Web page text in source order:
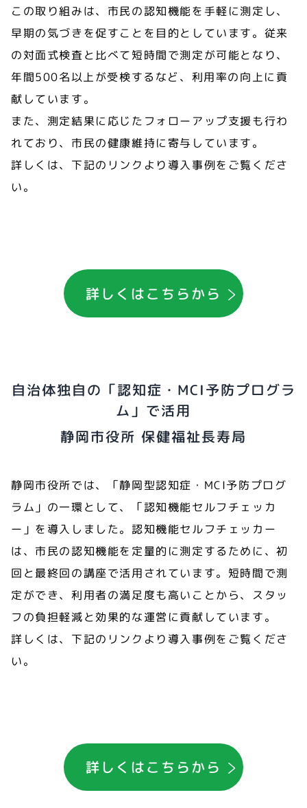
この取り組みは、市民の認知機能を手軽に測定し、
早期の気づきを促すことを目的としています。従来
の対面式検査と比べて短時間で測定が可能となり、
年間500名以上が受検するなど、利用率の向上に貢
献しています。
また、測定結果に応じたフォローアップ支援も行わ
れており、市民の健康維持に寄与しています。
詳しくは、下記のリンクより導入事例をご覧くださ
い。
詳しくはこちらから
自治体独自の「認知症・MCI予防プログラ
ム」で活用
静岡市役所 保健福祉長寿局
静岡市役所では、「静岡型認知症・MCI予防プログ
ラム」の一環として、「認知機能セルフチェッカ
ー」を導入しました。認知機能セルフチェッカー
は、市民の認知機能を定量的に測定するために、初
回と最終回の講座で活用されています。短時間で測
定ができ、利用者の満足度も高いことから、スタッ
フの負担軽減と効果的な運営に貢献しています。
詳しくは、下記のリンクより導入事例をご覧くださ
い。
詳しくはこちらから